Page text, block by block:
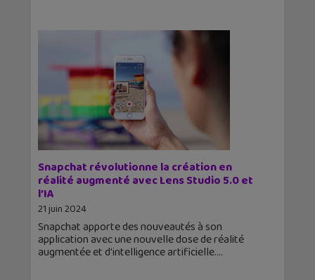
Snapchat révolutionne la création en
réalité augmenté avec Lens Studio 5.0 et
l’IA
21 juin 2024
Snapchat apporte des nouveautés à son
application avec une nouvelle dose de réalité
augmentée et d'intelligence artificielle.